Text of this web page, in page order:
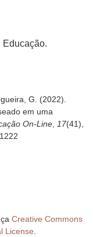
Educação.
G. (2022).
em uma
On-Line, 17(41),
Creative Commons
License.